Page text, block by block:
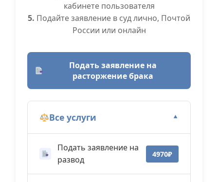
кабинете пользователя
5. Подайте заявление в суд лично, Почтой
России или онлайн
Подать заявление на
расторжение брака
Все услуги ▼
Подать заявление на
развод
4970₽